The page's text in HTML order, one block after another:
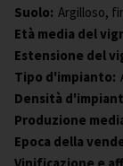
Suolo: Argilloso,
Età media del
Estensione del
Tipo d'impianto:
Densità
Produzione
Epoca della